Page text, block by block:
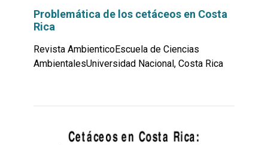
Problemática de los cetáceos en Costa
Rica
Revista AmbienticoEscuela de Ciencias
AmbientalesUniversidad Nacional, Costa Rica